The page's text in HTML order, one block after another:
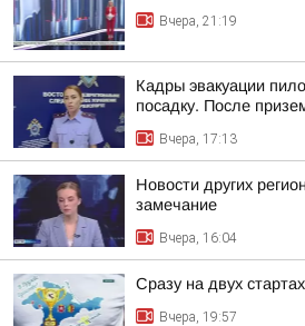
Вчера, 21:19
Кадры эвакуации
посадку. После
Вчера, 17:13
Новости других
замечание
Вчера, 16:04
Сразу на двух
Вчера, 19:57